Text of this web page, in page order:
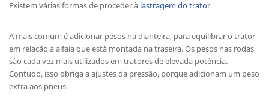
Existem várias formas de proceder à lastragem do trator.
A mais comum é adicionar pesos na dianteira, para equilibrar o trator
em relação à alfaia que está montada na traseira. Os pesos nas rodas
são cada vez mais utilizados em tratores de elevada potência.
Contudo, isso obriga a ajustes da pressão, porque adicionam um peso
extra aos pneus.